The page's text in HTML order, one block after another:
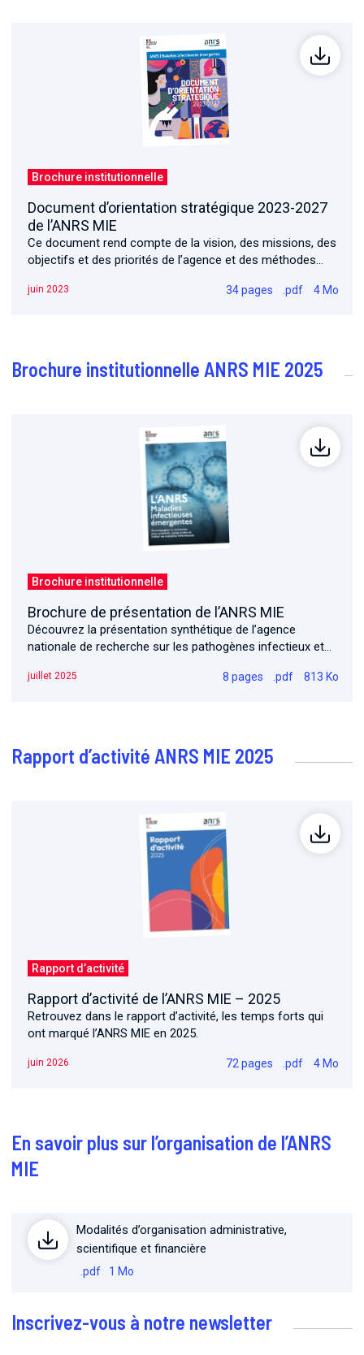
Brochure institutionnelle
Document d’orientation stratégique 2023-2027
de l’ANRS MIE
Ce document rend compte de la vision, des missions, des
objectifs et des priorités de l’agence et des méthodes
juin 2023 34 pages .pdf 4 Mo
Brochure institutionnelle ANRS MIE 2025
Brochure institutionnelle
Brochure de présentation de l’ANRS MIE
Découvrez la présentation synthétique de l’agence
nationale de recherche sur les pathogènes infectieux et
juillet 2025 8 pages .pdf 813 Ko
Rapport d’activité ANRS MIE 2025
Rapport d’activité
Rapport d’activité de l’ANRS MIE – 2025
Retrouvez dans le rapport d’activité, les temps forts qui
ont marqué l’ANRS MIE en 2025.
juin 2026 72 pages .pdf 4 Mo
En savoir plus sur l’organisation de l’ANRS
MIE
Modalités d’organisation administrative,
scientifique et financière
.pdf 1 Mo
Inscrivez-vous à notre newsletter